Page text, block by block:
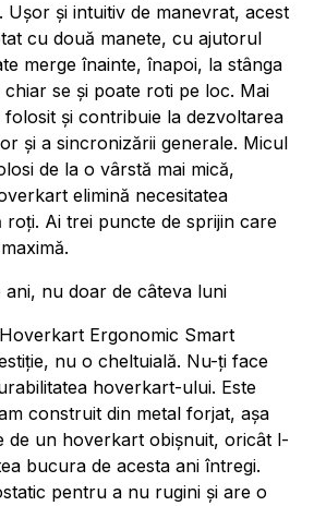
și intuitiv de manevrat, acest
cu două manete, cu ajutorul
merge înainte, înapoi, la stânga
se și poate roti pe loc. Mai
și contribuie la dezvoltarea
și a sincronizării generale. Micul
de la o vârstă mai mică,
elimină necesitatea
roți. Ai trei puncte de sprijin care
ani, nu doar de câteva luni
Ergonomic Smart
nu o cheltuială. Nu-ți face
hoverkart-ului. Este
construit din metal forjat, așa
de un hoverkart obișnuit, oricât l-
bucura de acesta ani întregi.
pentru a nu rugini și are o